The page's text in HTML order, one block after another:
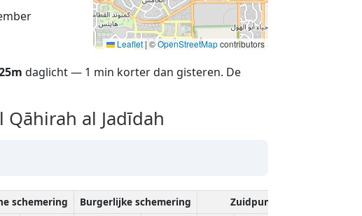
Leaflet|©OpenStreetMapcontributors
daglicht — 1 min korter dan gisteren. De
al Jadīdah
schemering Burgerlijke schemering
Zuidpunt van de zon